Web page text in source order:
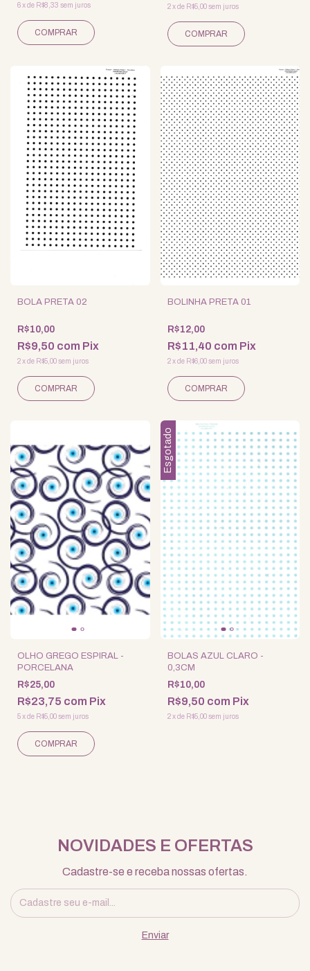
6xde R$8,33 sem juros 2 xde R$5,00 sem juros
BOLA PRETA 02
R$10,00
R$9,50 com Pix
2xde R$5,00sem juros
BOLINHA PRETA 01
R$12,00
R$11,40 com Pix
2 xde R$6,00 sem juros
OLHO GREGO ESPIRAL -
PORCELANA
R$25,00
R$23,75 com Pix
5xde R$5,00sem juros
Esgotado
BOLAS AZUL CLARO -
0,3CM
R$10,00
R$9,50 com Pix
2 xde R$5,00 sem juros
NOVIDADES E OFERTAS
Cadastre-se e receba nossas ofertas.